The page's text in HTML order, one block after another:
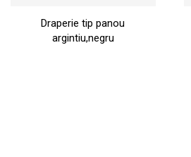
Draperie tip panou
argintiu,negru